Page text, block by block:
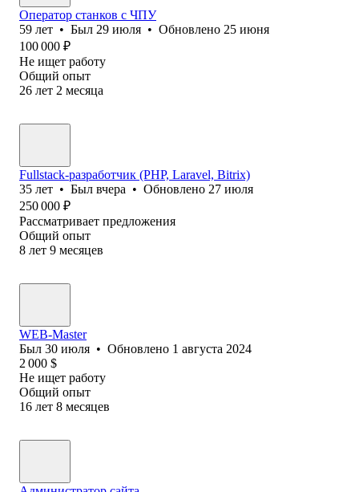
Оператор станков с ЧПУ
59 лет • Был 29 июля • Обновлено 25 июня
100 000 ₽
Не ищет работу
Общий опыт
26 лет 2 месяца
Fullstack-разработчик (PHP, Laravel, Bitrix)
35 лет • Был вчера • Обновлено 27 июля
250 000 ₽
Рассматривает предложения
Общий опыт
8 лет 9 месяцев
WEB-Master
Был 30 июля • Обновлено 1 августа 2024
2 000 $
Не ищет работу
Общий опыт
16 лет 8 месяцев